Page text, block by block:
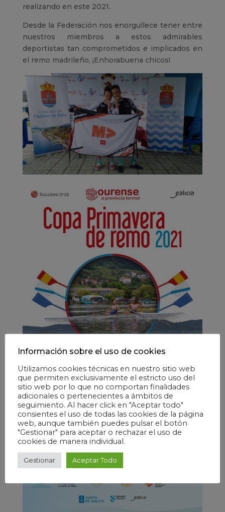
realizando en este 2021.
Desde la Federación nos enorgullece tener entre
nuestros miembros a estos admirables
deportistas tan comprometidos e implicados en
el remo madrileño, ¡Enhorabuena chicos!
Información sobre el uso de cookies
Utilizamos cookies técnicas en nuestro sitio web
que permiten exclusivamente el estricto uso del
sitio web por lo que no comportan finalidades
adicionales o pertenecientes a ámbitos de
seguimiento. Al hacer click en "Aceptar todo"
consientes el uso de todas las cookies de la página
web, aunque también puedes pulsar el botón
"Gestionar" para aceptar o rechazar el uso de
cookies de manera individual.
Gestionar Aceptar Todo